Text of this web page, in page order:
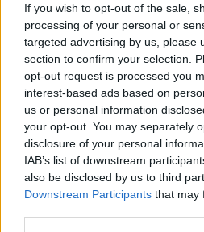
If you wish to opt-out of the sale,
processing of your personal or
targeted advertising by us, please
section to confirm your selection.
opt-out request is processed you
interest-based ads based on
us or personal information
your opt-out. You may separately
disclosure of your personal
IAB’s list of downstream
also be disclosed by us to third
Downstream Participants that may
Celníci odhalili gang
stovku ptáků
5.8.2026 20:13 (ČTK)
zajištěním zvířat celníkům pomohly
ostravské zahradě také papoušci
tiskové zprávě nawebucelníků to
Martina Kaňková. Případem se zabývá